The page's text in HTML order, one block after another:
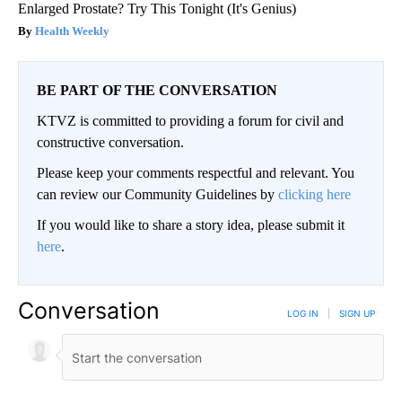
Enlarged Prostate? Try This Tonight (It's Genius)
Health Weekly
BE PART OF THE CONVERSATION
KTVZ is committed to providing a forum for civil and
constructive conversation.
Please keep your comments respectful and relevant. You
can review our Community Guidelines by clicking here
If you would like to share a story idea, please submit it
here.
Conversation LOG IN SIGN UP